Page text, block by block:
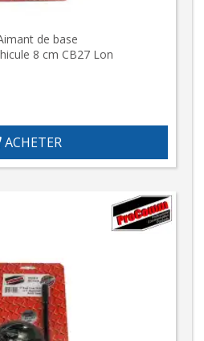
de base
8 cm CB27 Lon
ACHETER